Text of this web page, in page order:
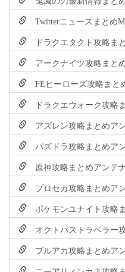
Twitterニュースまとめ
ドラクエタクト攻略ま
アークナイツ攻略まと
FEヒーローズ攻略まと
ドラクエウォーク攻略
アズレン攻略まとめア
パズドラ攻略まとめア
原神攻略まとめアンテ
プロセカ攻略まとめア
ポケモンユナイト攻略
オクトパストラベラー
ブルアカ攻略まとめア